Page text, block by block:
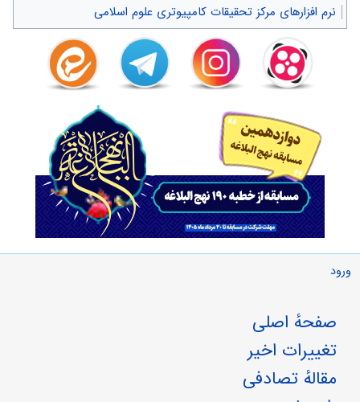
نرم افزارهای مرکز تحقیقات کامپیوتری علوم اسلامی
ورود
صفحهٔ اصلی
تغییرات اخیر
مقالهٔ تصادفی